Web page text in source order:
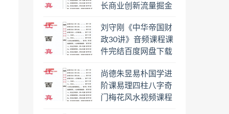
长商业创新流量掘金
盘下载学习
刘守刚《中华帝国财
政30讲》音频课程课
件完结百度网盘下载
尚德朱昱易朴国学进
阶课易理四柱八字奇
门梅花风水视频课程